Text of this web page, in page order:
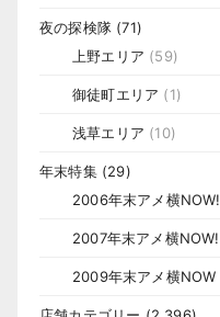
夜の探検隊 (71)
上野エリア (59)
御徒町エリア (1)
浅草エリア (10)
年末特集(29)
2006年末アメ横NOW!
2007年末アメ横NOW!
2009年末アメ横NOW